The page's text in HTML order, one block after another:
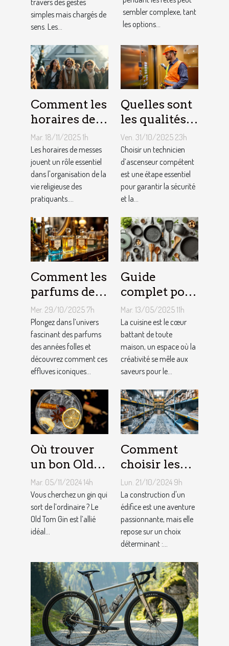
liens
familiaux ?
simples mais chargés de
sens. Les...
fêtes ?
sembler complexe, tant
les options...
Comment les
horaires de
messes
facilitent la
vie des
pratiquants ?
Mar. 18/11/2025 1h
Les horaires de messes
jouent un rôle essentiel
dans l'organisation de la
vie religieuse des
pratiquants....
Quelles sont
les qualités à
rechercher
chez un
technicien
d’ascenseur ?
Ven. 31/10/2025 23h
Choisir un technicien
d’ascenseur compétent
est une étape essentiel
pour garantir la sécurité
et la...
Comment les
parfums des
années folles
influencent-
ils la mode
moderne ?
Mer. 29/10/2025 7h
Plongez dans l’univers
fascinant des parfums
des années folles et
découvrez comment ces
effluves iconiques...
Guide
complet pour
choisir le
meilleur
équipement
de cuisine
Mar. 13/05/2025 11h
La cuisine est le cœur
battant de toute
maison, un espace où la
créativité se mêle aux
saveurs pour le...
Où trouver
un bon Old
Tom Gin
artisanal ?
Mar. 05/11/2024 14h
Vous cherchez un gin qui
sort de l’ordinaire ? Le
Old Tom Gin est l’allié
idéal...
Comment
choisir les
matériaux de
construction
adaptés à
votre projet
Lun. 21/10/2024 9h
La construction d'un
édifice est une aventure
passionnante, mais elle
repose sur un choix
déterminant :...